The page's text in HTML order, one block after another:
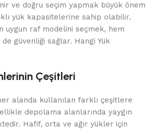
ve doğru seçim yapmak büyük önem
yük kapasitelerine sahip olabilir.
uygun raf modelini seçmek, hem
güvenliği sağlar. Hangi Yük
Çeşitleri
alanda kullanılan farklı çeşitlere
depolama alanlarında yaygın
Hafif, orta ve ağır yükler için